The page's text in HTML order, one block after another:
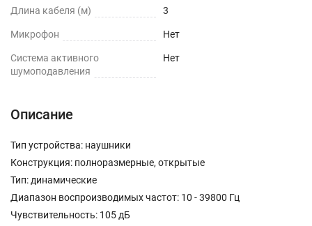
Длина кабеля (м) 3
Микрофон Нет
Cистема активного
шумоподавления
Нет
Описание
Тип устройства: наушники
Конструкция: полноразмерные, открытые
Тип: динамические
Диапазон воспроизводимых частот: 10 - 39800 Гц
Чувствительность: 105 дБ